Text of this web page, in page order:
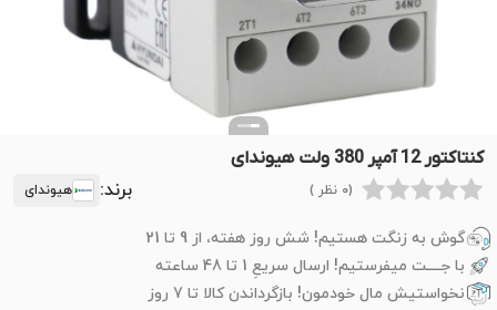
کنتاکتور 12 آمپر 380 ولت هیوندای
(0 نظر ) برند: هیوندای
گوش به زنگت هستیم! شش روز هفته، از 9 تا 21
با جــــت میفرستیم! ارسال سریعِ 1 تا 48 ساعته
نخواستیش مال خودمون! بازگرداندن کالا تا 7 روز